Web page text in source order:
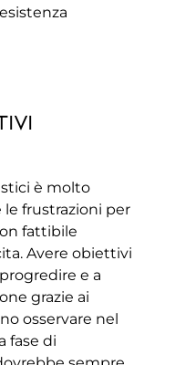
è molto
frustrazioni per
fattibile
Avere obiettivi
e a
grazie ai
osservare nel
fase di